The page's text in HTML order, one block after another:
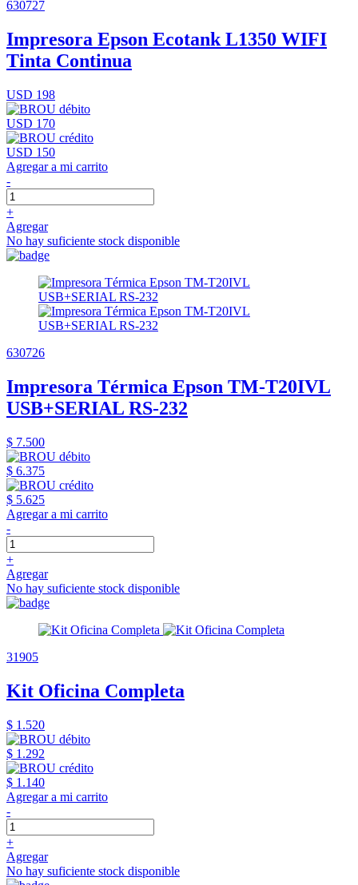
630727
Impresora Epson Ecotank L1350 WIFI
Tinta Continua
USD 198
USD 170
USD 150
Agregar a mi carrito
-
+
Agregar
No hay suficiente stock disponible
630726
Impresora Térmica Epson TM-T20IVL
USB+SERIAL RS-232
$ 7.500
$ 6.375
$ 5.625
Agregar a mi carrito
-
+
Agregar
No hay suficiente stock disponible
31905
Kit Oficina Completa
$ 1.520
$ 1.292
$ 1.140
Agregar a mi carrito
-
+
Agregar
No hay suficiente stock disponible